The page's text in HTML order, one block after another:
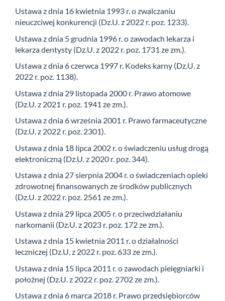
Ustawa z dnia 16 kwietnia 1993 r. o zwalczaniu
nieuczciwej konkurencji (Dz.U. z 2022 r. poz. 1233).
Ustawa z dnia 5 grudnia 1996 r. o zawodach lekarza i
lekarza dentysty (Dz.U. z 2022 r. poz. 1731 ze zm.).
Ustawa z dnia 6 czerwca 1997 r. Kodeks karny (Dz.U. z
2022 r. poz. 1138).
Ustawa z dnia 29 listopada 2000 r. Prawo atomowe
(Dz.U. z 2021 r. poz. 1941 ze zm.).
Ustawa z dnia 6 września 2001 r. Prawo farmaceutyczne
(Dz.U. z 2022 r. poz. 2301).
Ustawa z dnia 18 lipca 2002 r. o świadczeniu usług drogą
elektroniczną (Dz.U. z 2020 r. poz. 344).
Ustawa z dnia 27 sierpnia 2004 r. o świadczeniach opieki
zdrowotnej finansowanych ze środków publicznych
(Dz.U. z 2022 r. poz. 2561 ze zm.).
Ustawa z dnia 29 lipca 2005 r. o przeciwdziałaniu
narkomanii (Dz.U. z 2023 r. poz. 172 ze zm.).
Ustawa z dnia 15 kwietnia 2011 r. o działalności
leczniczej (Dz.U. z 2022 r. poz. 633 ze zm.).
Ustawa z dnia 15 lipca 2011 r. o zawodach pielęgniarki i
położnej (Dz.U. z 2022 r. poz. 2702 ze zm.).
Ustawa z dnia 6 marca 2018 r. Prawo przedsiębiorców